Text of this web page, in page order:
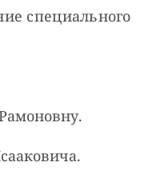
специального